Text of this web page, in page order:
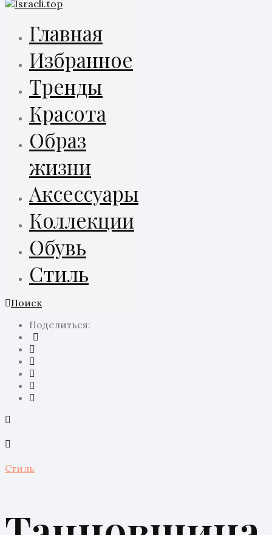
Главная
Избранное
Тренды
Красота
Образ
жизни
Аксессуары
Коллекции
Обувь
Стиль
Поиск
Поделиться:
Стиль